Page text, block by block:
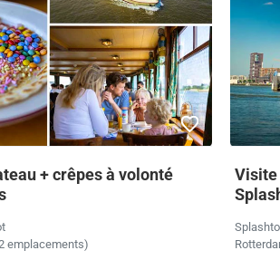
+ crêpes à volonté
emplacements)
Visite